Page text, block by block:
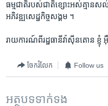
ធម្មជាតិរបស់ជាតិខ្សោះអស់គ្មា
អភិវឌ្ឍសេដ្ឋកិច្ចសង្គម ។
រាយការណ៍ពីរដ្ឋធានីវ៉ាស៊ីនតោន ខ្ញុំ
ចែករំលែក Follow us
អត្ថបទ​ទាក់ទង